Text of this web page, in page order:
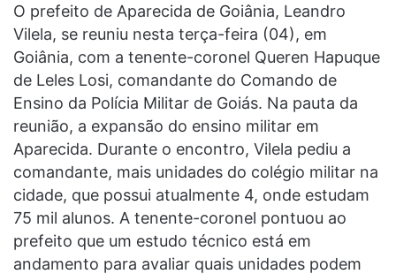
O prefeito de Aparecida de Goiânia, Leandro
Vilela, se reuniu nesta terça-feira (04), em
Goiânia, com a tenente-coronel Queren Hapuque
de Leles Losi, comandante do Comando de
Ensino da Polícia Militar de Goiás. Na pauta da
reunião, a expansão do ensino militar em
Aparecida. Durante o encontro, Vilela pediu a
comandante, mais unidades do colégio militar na
cidade, que possui atualmente 4, onde estudam
75 mil alunos. A tenente-coronel pontuou ao
prefeito que um estudo técnico está em
andamento para avaliar quais unidades podem